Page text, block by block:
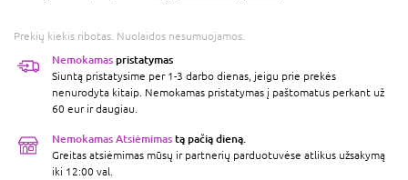
Prekių kiekis ribotas. Nuolaidos nesumuojamos.
Nemokamas pristatymas
Siuntą pristatysime per 1-3 darbo dienas, jeigu prie prekės
nenurodyta kitaip. Nemokamas pristatymas į paštomatus perkant už
60 eur ir daugiau.
Nemokamas Atsiėmimas tą pačią dieną.
Greitas atsiėmimas mūsų ir partnerių parduotuvėse atlikus užsakymą
iki 12:00 val.